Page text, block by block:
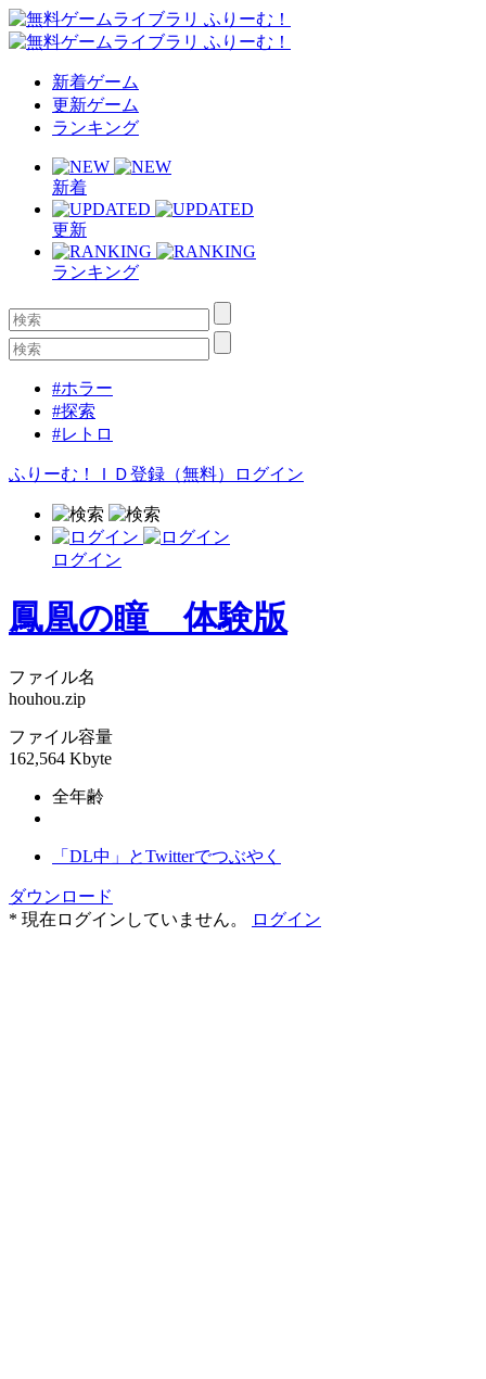
新着ゲーム
更新ゲーム
ランキング
新着
更新
ランキング
#ホラー
#探索
#レトロ
ふりーむ！ＩＤ登録（無料） ログイン
ログイン
鳳凰の瞳 体験版
ファイル名
houhou.zip
ファイル容量
162,564 Kbyte
全年齢
「DL中」とTwitterでつぶやく
ダウンロード
* 現在ログインしていません。
ログイン